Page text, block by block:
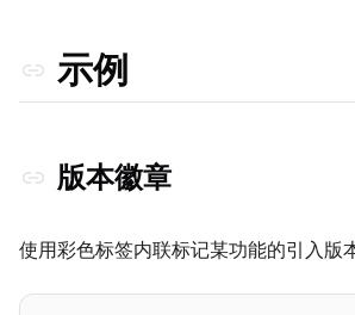
示例
版本徽章
使用彩色标签内联标记某功能的引入版本